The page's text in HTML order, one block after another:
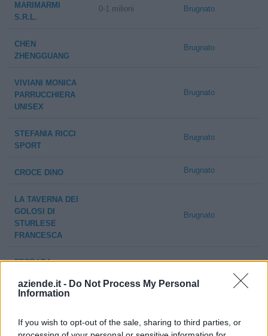
aziende.it - Do Not Process My Personal
Information
If you wish to opt-out of the sale, sharing to third parties, or
MARIMARMI
S.R.L.
0-1 milioni Brugnato
CHEN
ZHENGGUANG
Brugnato
VIVIANI MONICA
PARRUCCHIERA
UNISEX
Brugnato
STEFANIA RICCI
SPORT
Brugnato
CROCE DINO Brugnato
LA TAVERNA DEI
GOLOSI DI
STURLESE
FRANCESCA
Brugnato
FERRARA-
FERRARA
ANDREA
Brugnato
RISTORANTE